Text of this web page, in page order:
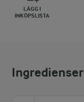
LÄGG I
INKÖPSLISTA
Ingredienser